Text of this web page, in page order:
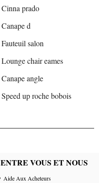
Cinna prado
Canape d
Fauteuil salon
Lounge chair eames
Canape angle
Speed up roche bobois
ENTRE VOUS ET NOUS
Aide Aux Acheteurs